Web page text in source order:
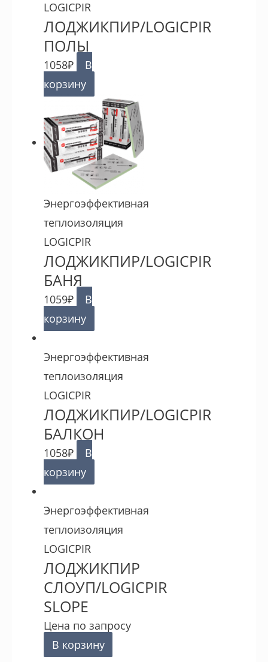
LOGICPIR
ЛОДЖИКПИР/LOGICPIR
ПОЛЫ
1058₽
В
корзину
Энергоэффективная
теплоизоляция
LOGICPIR
ЛОДЖИКПИР/LOGICPIR
БАНЯ
1059₽
В
корзину
Энергоэффективная
теплоизоляция
LOGICPIR
ЛОДЖИКПИР/LOGICPIR
БАЛКОН
1058₽
В
корзину
Энергоэффективная
теплоизоляция
LOGICPIR
ЛОДЖИКПИР
СЛОУП/LOGICPIR
SLOPE
Цена по запросу
В корзину